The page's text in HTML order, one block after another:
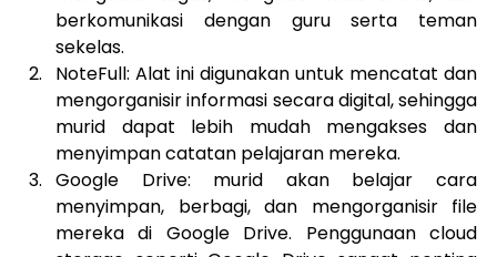
berkomunikasi dengan guru serta teman
sekelas.
NoteFull: Alat ini digunakan untuk mencatat dan
mengorganisir informasi secara digital, sehingga
murid dapat lebih mudah mengakses dan
menyimpan catatan pelajaran mereka.
Google Drive: murid akan belajar cara
menyimpan, berbagi, dan mengorganisir file
mereka di Google Drive. Penggunaan cloud